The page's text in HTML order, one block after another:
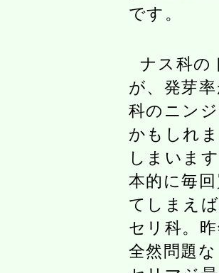
です。
ナス科の
が、発芽
科のニン
かもしれ
しまいま
本的に毎
てしまえ
セリ科。
全然問題